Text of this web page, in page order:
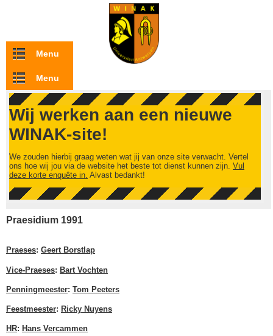
Overslaan en naar de inhoud gaan
Menu
Menu
Wij werken aan een nieuwe
WINAK-site!
We zouden hierbij graag weten wat jij van onze site verwacht. Vertel
ons hoe wij jou via de website het beste tot dienst kunnen zijn. Vul
deze korte enquête in. Alvast bedankt!
Praesidium 1991
Praeses: Geert Borstlap
Vice-Praeses: Bart Vochten
Penningmeester: Tom Peeters
Feestmeester: Ricky Nuyens
HR: Hans Vercammen